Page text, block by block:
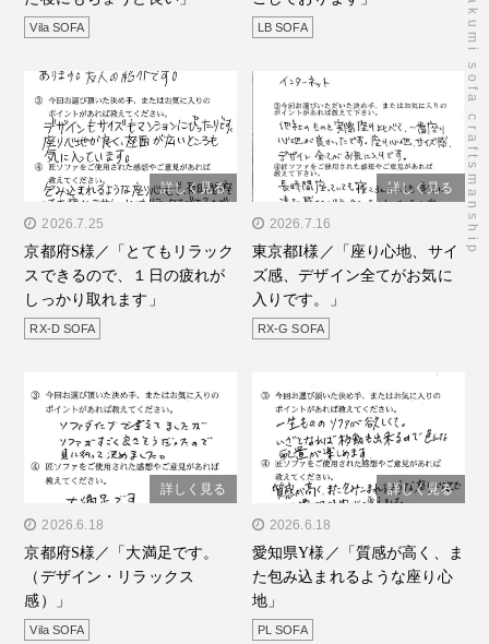
takumi sofa craftsmanship
良い」"/>
Vila SOFA
す」"/>
LB SOFA
" alt="京都府S様／「とて
もリラックスできるので、
１日の疲れがしっかり取れ
ます」"/>
詳しく見る
2026.7.25
京都府S様／「とてもリラック
スできるので、１日の疲れが
しっかり取れます」
RX-D SOFA
" alt="東京都I様／「座り心
地、サイズ感、デザイン全
てがお気に入りで
す。」"/>
詳しく見る
2026.7.16
東京都I様／「座り心地、サイ
ズ感、デザイン全てがお気に
入りです。」
RX-G SOFA
" alt="京都府S様／「大満
足です。（デザイン・リラ
ックス感）」"/>
詳しく見る
2026.6.18
京都府S様／「大満足です。
（デザイン・リラックス
感）」
Vila SOFA
" alt="愛知県Y様／「質感
が高く、また包み込まれる
ような座り心地」"/>
詳しく見る
2026.6.18
愛知県Y様／「質感が高く、ま
た包み込まれるような座り心
地」
PL SOFA